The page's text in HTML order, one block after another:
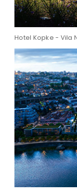
Hotel Kopke - Vila